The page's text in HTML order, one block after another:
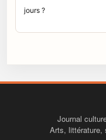
jours ?
Journal
Arts, littérature,